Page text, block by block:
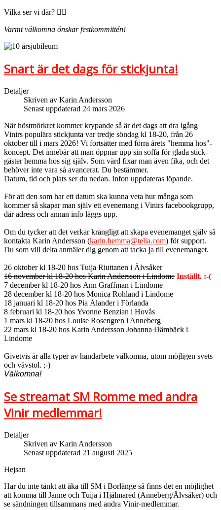
Vilka ser vi där? 🙋‍♀️
Varmt välkomna önskar festkommittén!
Snart är det dags för stickjunta!
Detaljer
Skriven av Karin Andersson
Senast uppdaterad 24 mars 2026
När höstmörkret kommer krypande så är det dags att dra igång
Vinirs populära stickjunta var tredje söndag kl 18-20, från 26
oktober till i mars 2026! Vi fortsätter med förra årets "hemma hos"-
koncept. Det innebär att man öppnar upp sin soffa för glada stick-
gäster hemma hos sig själv. Som värd fixar man även fika, och det
behöver inte vara så avancerat. Du bestämmer.
Datum, tid och plats ser du nedan. Infon uppdateras löpande.
För att den som har ett datum ska kunna veta hur många som
kommer så skapar man själv ett evenemang i Vinirs facebookgrupp,
där adress och annan info läggs upp.
Om du tycker att det verkar krångligt att skapa evenemanget själv så
kontakta Karin Andersson (karin.hemma@telia.com) för support.
Du som vill delta anmäler dig genom att tacka ja till evenemanget.
26 oktober kl 18-20 hos Tuija Riuttanen i Älvsåker
16 november kl 18-20 hos Karin Andersson i Lindome Inställt. :-(
7 december kl 18-20 hos Ann Graffman i Lindome
28 december kl 18-20 hos Monica Rohland i Lindome
18 januari kl 18-20 hos Pia Ålander i Förlanda
8 februari kl 18-20 hos Yvonne Benzian i Hovås
1 mars kl 18-20 hos Louise Rosengren i Anneberg
22 mars kl 18-20 hos Karin Andersson Johanna Dämbäck i
Lindome
Givetvis är alla typer av handarbete välkomna, utom möjligen svets
och vävstol. ;-)
Välkomna!
Se streamat SM Romme med andra
Vinir medlemmar!
Detaljer
Skriven av Karin Andersson
Senast uppdaterad 21 augusti 2025
Hejsan
Har du inte tänkt att åka till SM i Borlänge så finns det en möjlighet
att komma till Janne och Tuija i Hjälmared (Anneberg/Älvsåker) och
se sändningen tillsammans med andra Vinir-medlemmar.